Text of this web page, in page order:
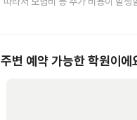
주변 예약 가능한 학원이에